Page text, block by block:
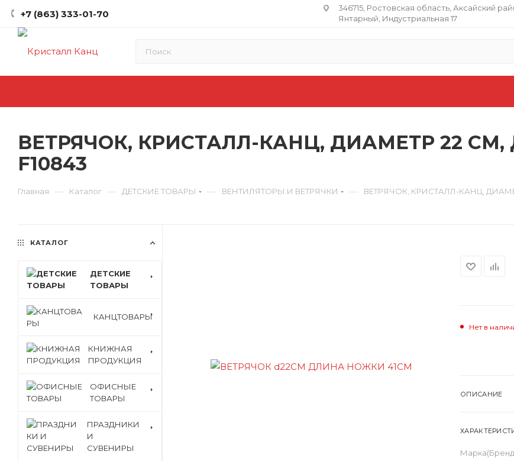
+7 (863) 333-01-70
346715, Ростовская область​, Аксайский
Янтарный, Индустриальная 17
ВЕТРЯЧОК, КРИСТАЛЛ-КАНЦ, ДИАМЕТР 22
F10843
Главная — Каталог — ДЕТСКИЕ ТОВАРЫ — ВЕНТИЛЯТОРЫ И ВЕТРЯЧКИ — ВЕТРЯЧОК, КРИСТАЛЛ-КАНЦ,
Нет в
ОПИСАНИЕ
КАТАЛОГ
ДЕТСКИЕ
ТОВАРЫ
КАНЦТОВАРЫ
КНИЖНАЯ
ПРОДУКЦИЯ
ОФИСНЫЕ
ТОВАРЫ
ПРАЗДНИКИ
И
СУВЕНИРЫ